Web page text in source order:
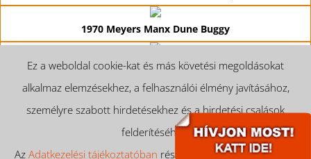
1970 Meyers Manx Dune Buggy
1974 Chevrolet Corvette Coupe
Impresszum
Olajcsere
Ez a weboldal cookie-kat és más követési megoldásokat
alkalmaz elemzésekhez, a felhasználói élmény javításához,
személyre szabott hirdetésekhez és a hirdetési csalások
felderítéséhez.
Az Adatkezelési tájékoztatóban részletesen is megtalálhatóak